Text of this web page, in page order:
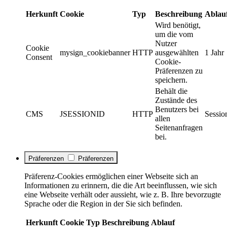
Herkunft Cookie Typ Beschreibung
Cookie
Consent
mysign_cookiebanner HTTP
Wird benötigt,
um die vom
Nutzer
ausgewählten
Cookie-
Präferenzen zu
speichern.
1 Jahr
CMS JSESSIONID HTTP
Behält die
Zustände des
Benutzers bei
allen
Seitenanfragen
bei.
Präferenzen Präferenzen
Präferenz-Cookies ermöglichen einer Webseite sich an
Informationen zu erinnern, die die Art beeinflussen, wie sich
eine Webseite verhält oder aussieht, wie z. B. Ihre bevorzugte
Sprache oder die Region in der Sie sich befinden.
Herkunft Cookie Typ Beschreibung Ablauf